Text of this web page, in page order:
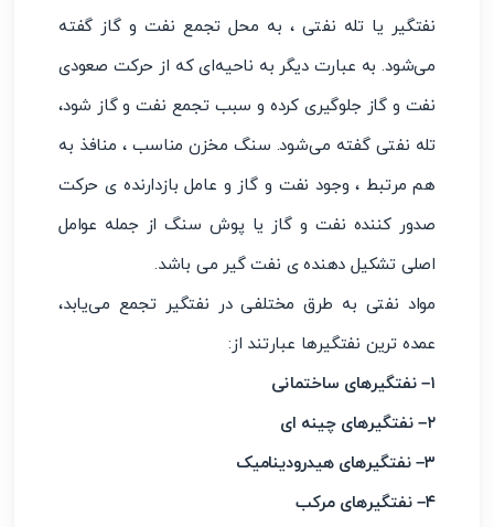
نفتگیر یا تله نفتی ، به محل تجمع نفت و گاز گفته
می‌شود. به عبارت دیگر به ناحیه‌ای که از حرکت صعودی
نفت و گاز جلوگیری کرده و سبب تجمع نفت و گاز شود،
تله نفتی گفته می‌شود. سنگ مخزن مناسب ، منافذ به
هم مرتبط ، وجود نفت و گاز و عامل بازدارنده ی حرکت
صدور کننده نفت و گاز یا پوش سنگ از جمله عوامل
اصلی تشکیل دهنده ی نفت گیر می باشد.
مواد نفتی به طرق مختلفی در نفتگیر تجمع می‌یابد،
عمده ترین نفتگیرها عبارتند از:
۱– نفتگیرهای ساختمانی
۲– نفتگیرهای چینه ای
۳– نفتگیرهای هیدرودینامیک
۴– نفتگیرهای مرکب